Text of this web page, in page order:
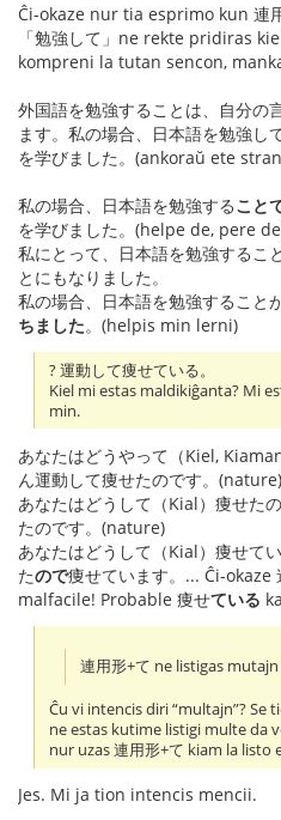
Ĉi-okaze nur tia esprimo kun 連
「勉強して」ne rekte pridiras
kompreni la tutan sencon,
外国語を勉強することは、自分の
ます。私の場合、日本語を勉強し
を学びました。(ankoraŭ ete
私の場合、日本語を勉強すること
を学びました。(helpe de, pere
私にとって、日本語を勉強するこ
とにもなりました。
私の場合、日本語を勉強すること
ちました。(helpis min lerni)
? 運動して痩せている。
Kiel mi estas maldikiĝanta? Mi
min.
あなたはどうやって（Kiel,
ん運動して痩せたのです。(nature)
あなたはどうして（Kial）痩せた
たのです。(nature)
あなたはどうして（Kial）痩せて
たので痩せています。... Ĉi-
malfacile! Probable 痩せている
連用形+て ne listigas
Ĉu vi intencis diri “multajn”? Se
ne estas kutime listigi multe da
nur uzas 連用形+て kiam la
Jes. Mi ja tion intencis mencii.